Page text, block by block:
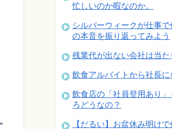
忙しいのか暇なのか。
シルバーウィークが仕事
の本音を振り返ってみよう
残業代が出ない会社は当
飲食アルバイトから社長
飲食店の「社員登用あり」
ろどうなの？
【だるい】お盆休み明け